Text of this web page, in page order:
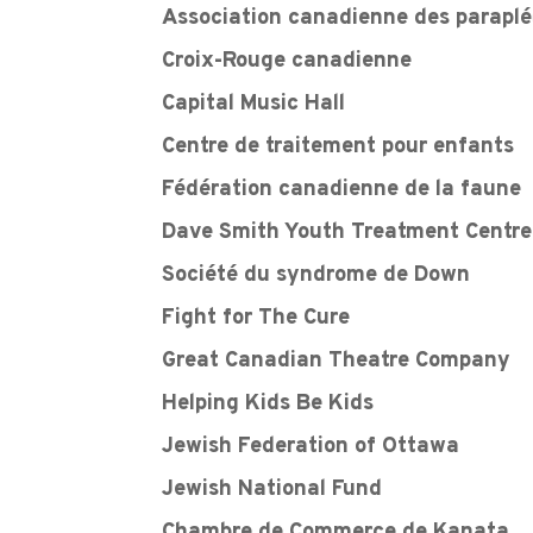
Association canadienne des
Croix-Rouge canadienne
Capital Music Hall
Centre de traitement pour enfants
Fédération canadienne de la faune
Dave Smith Youth Treatment Centre
Société du syndrome de Down
Fight for The Cure
Great Canadian Theatre Company
Helping Kids Be Kids
Jewish Federation of Ottawa
Jewish National Fund